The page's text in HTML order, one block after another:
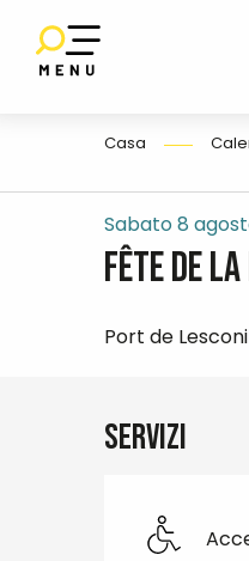
contenu
Casa
Sabato 8
Fête de
Port de
Servizi